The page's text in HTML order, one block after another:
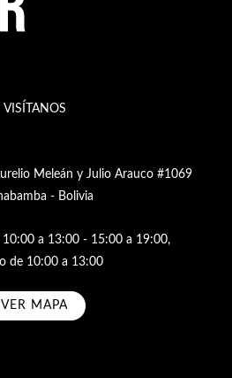
VISÍTANOS
Meleán y Julio Arauco #1069
- Bolivia
10:00 a 13:00 - 15:00 a 19:00,
de 10:00 a 13:00
VER MAPA